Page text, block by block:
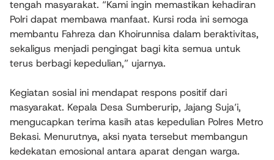
tengah masyarakat. “Kami ingin memastikan kehadiran
Polri dapat membawa manfaat. Kursi roda ini semoga
membantu Fahreza dan Khoirunnisa dalam beraktivitas,
sekaligus menjadi pengingat bagi kita semua untuk
terus berbagi kepedulian,” ujarnya.
Kegiatan sosial ini mendapat respons positif dari
masyarakat. Kepala Desa Sumberurip, Jajang Suja’i,
mengucapkan terima kasih atas kepedulian Polres Metro
Bekasi. Menurutnya, aksi nyata tersebut membangun
kedekatan emosional antara aparat dengan warga.